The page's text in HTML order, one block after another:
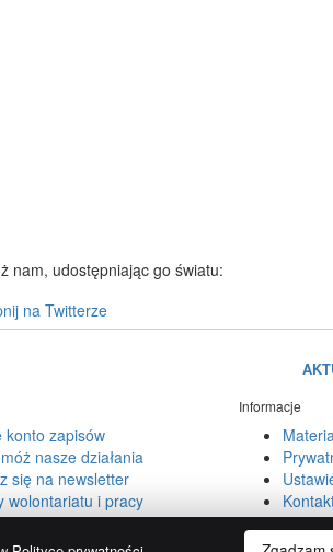
nam, udostępniając go światu:
na Twitterze
konto zapisów
nasze działania
się na newsletter
wolontariatu i pracy
Informacje